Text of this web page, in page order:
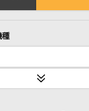
しい私へ
種